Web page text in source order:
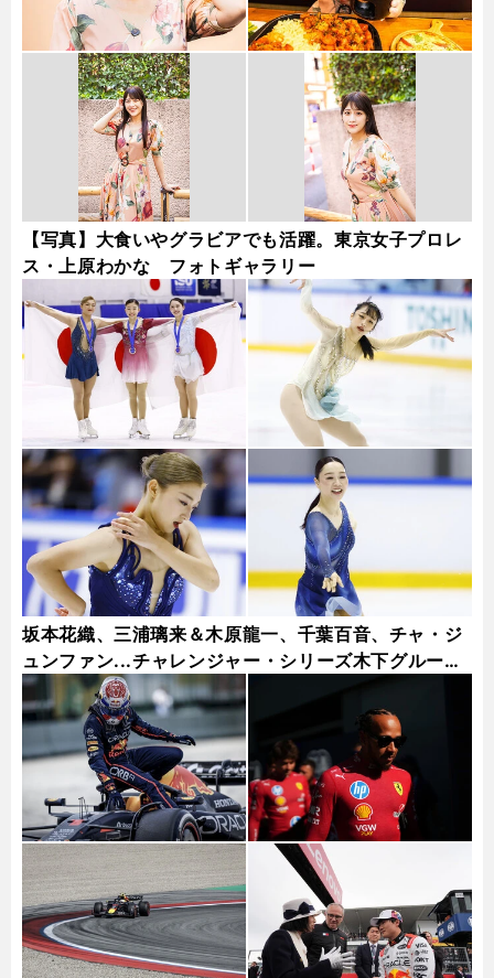
【写真】大食いやグラビアでも活躍。東京女子プロレ
ス・上原わかな フォトギャラリー
坂本花織、三浦璃来＆木原龍一、千葉百音、チャ・ジ
ュンファン...チャレンジャー・シリーズ木下グループ
杯フォトギャラリー